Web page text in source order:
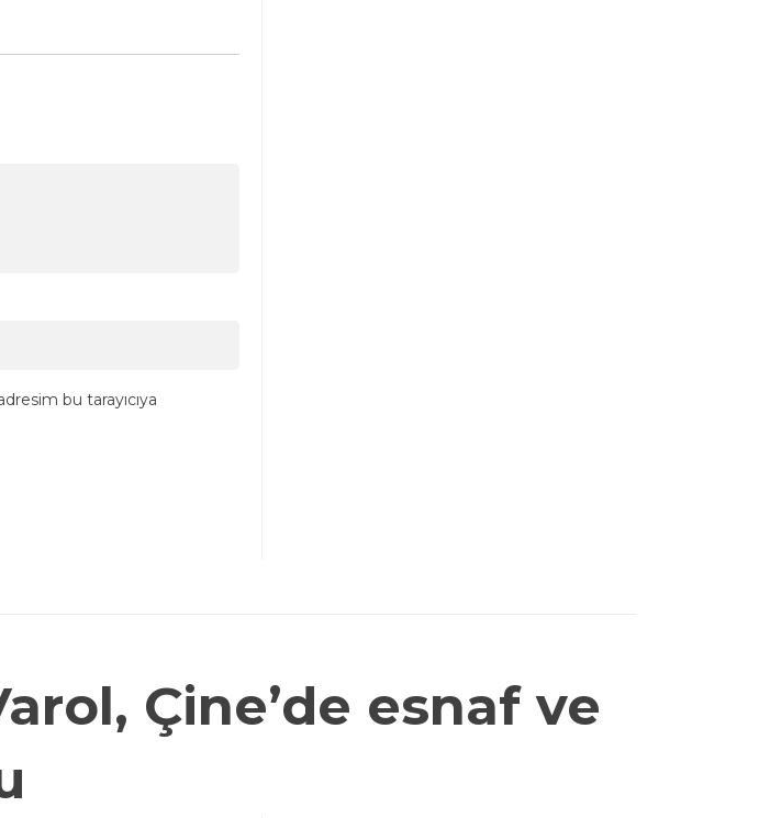
bu tarayıcıya
Çine’de esnaf ve